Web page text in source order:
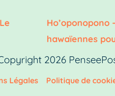
Ho’oponopono
hawaïennes
2026
Légales Politique de